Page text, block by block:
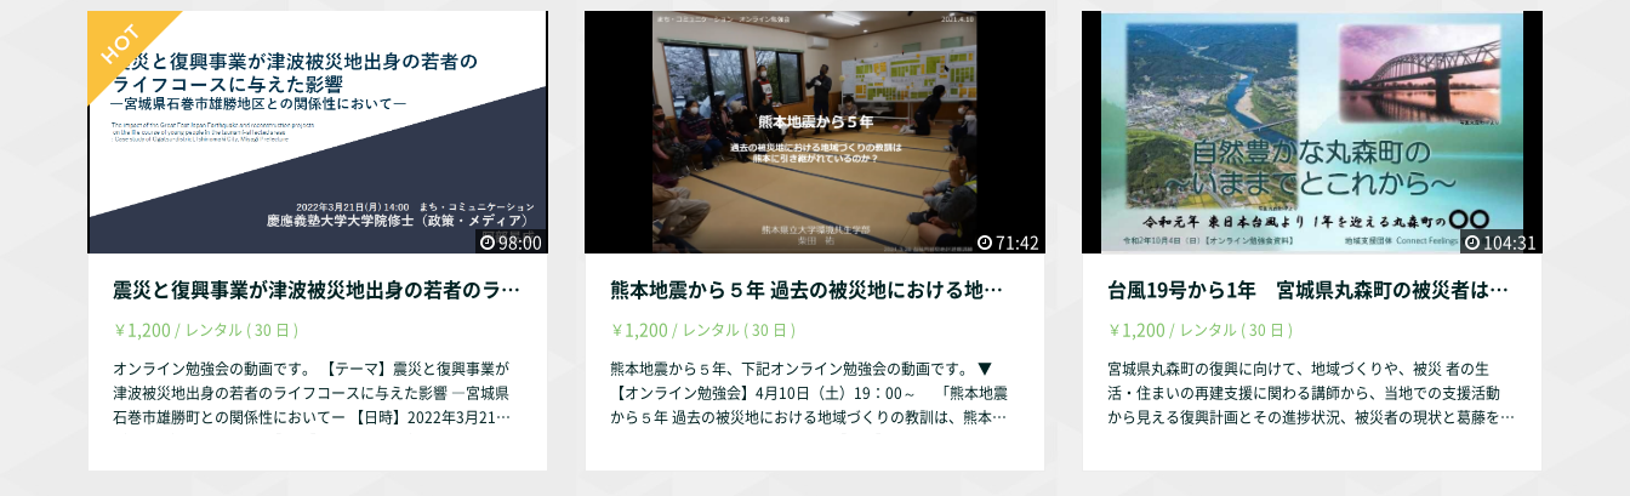
時】2020年2月9日（日） 13時30分～ 【場所】まち・コミ神
戸事務所 （〒653-0014 兵庫県神戸市長田区御蔵通5-211-4
-101） 【参加費】1,000円 （大学生500円、高校生無料） 復興
まちづくり支援の思想とプランニング 講 師 野崎隆一氏（神戸
まちづくり研究所理事長） 【主催】認定NPO法人まち・コミ
ュニケーション 【申し込み（事務局）】 認定NPO法人まち・
コミュニケーション m-comi@bj.wakwak.com 078-578-110
events/475230553096160/ 【講師参考資料】 HUFFPOST
津久井進氏 https://www.huffingtonpost.jp/author/susumu-t
の被災地へと伝えていく。NPO法人神戸まちづくり研究所 野
ニチュード＝M6.5）の地震、その28時間後に再び震度７（M7.
3）の地震が発生。さらに数日間に震度５を超える地震が10回
以上起こり、人々は避難所だけでなくテント泊や車中泊、ある
いは在宅避難で逃れた。過酷な避難生活によって災害関連死が
直接死の４倍に達した―あの熊本地震からもうすぐ６年。
熊本地震は、著しい高齢化と人口減少にある現代社会の弱点を
突き、さまざまな「ほころび」を生じさせた。多発した災害関
連死はその象徴だ。一方で、顕在化した課題と向き合い、挑戦
する人々がいる。それは、新たな時代に向けて花のつぼみがほ
ころぶよう。問題意識はどう共有され、具体化に向かっている
の編集委員兼論説委員として、熊本の未来を論じ続けてこられ
年の今、考える。 それは、日本の各地で取り組んでいる
方々へ、これから災害対応に向けてのヒントになる。 ■■■
■■■■■■■■■■■■■参加者の感想■■■■■■■■■
■■■■■■■■■■■ ○事前復興は、誰一人取り残されな
が復興まちづくりに関わることになる。関わることで、地域住
民や行政と協働し、地域の復興に向けて取り組み、多くの達成
感と成果をもたらす。その一方で、地域で関係者との協働、行
政との協働は難しく、達成感の割に、不完全燃焼感も否めな
い。 目指してきた「復興」を通じて、被災地では何が起こ
っているのか？「復興」とはどういうものなのか？ 「復
興」の概念について論文を複数執筆している講師から学ぶ。
【追加情報】 上記、勉強会は、『復興の事例と理論を学ぶ連
続講座』として実施しております。 東日本大震災から１１
年。その前後にも、様々な災害が起こりました。災害で破壊さ
れたまちやむらでは、被災者と自治体や支援者は力を合わせ
て“復興”に取り組みます。被災した家や地域を抱える中で、長
です。しかし、満たされない心もあります。なぜ満たされなく
なるのでしょうか。 今回の勉強会では、３月２１日には、
復興プロセスを経験した被災者本人から学び、３月２３日に
は、“復興”に関する数々の論文を書かれている学識経験者にご
講演を頂きます。“復興”で悩まれている皆さま、一緒に振り返
98:00
震災と復興事業が津波被災地出身の若者のライフコースに与えた影響 ―宮城県石巻市雄勝町との関係性においてー【講師】阿部晃成氏（慶應義塾大学大学院修士課程2年、雄勝町の雄勝地区を考える会）
￥1,200 / レンタル ( 30 日 )
オンライン勉強会の動画です。 【テーマ】震災と復興事業が
津波被災地出身の若者のライフコースに与えた影響 ―宮城県
石巻市雄勝町との関係性においてー 【日時】2022年3月21日
71:42
熊本地震から５年 過去の被災地における地域づくりの教訓は、熊本に引き継がれているのか
￥1,200 / レンタル ( 30 日 )
熊本地震から５年、下記オンライン勉強会の動画です。 ▼
【オンライン勉強会】4月10日（土）19：00～ 「熊本地震
から５年 過去の被災地における地域づくりの教訓は、熊本に
104:31
台風19号から1年 宮城県丸森町の被災者は今 ～生活再建支援から見える被災者の機微～ 【講師】菅野由香理氏（地域支援団体 Connect Feelings 代表）
￥1,200 / レンタル ( 30 日 )
宮城県丸森町の復興に向けて、地域づくりや、被災 者の生
活・住まいの再建支援に関わる講師から、当地での支援活動
から見える復興計画とその進捗状況、被災者の現状と葛藤を教